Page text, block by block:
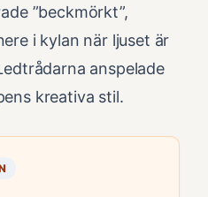
”beckmörkt”,
i kylan när ljuset är
anspelade
kreativa stil.